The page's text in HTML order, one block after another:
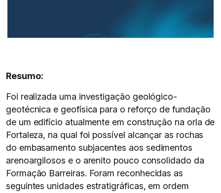
Resumo:
Foi realizada uma investigação geológico-
geotécnica e geofísica para o reforço de fundação
de um edifício atualmente em construção na orla de
Fortaleza, na qual foi possível alcançar as rochas
do embasamento subjacentes aos sedimentos
arenoargilosos e o arenito pouco consolidado da
Formação Barreiras. Foram reconhecidas as
seguintes unidades estratigráficas, em ordem